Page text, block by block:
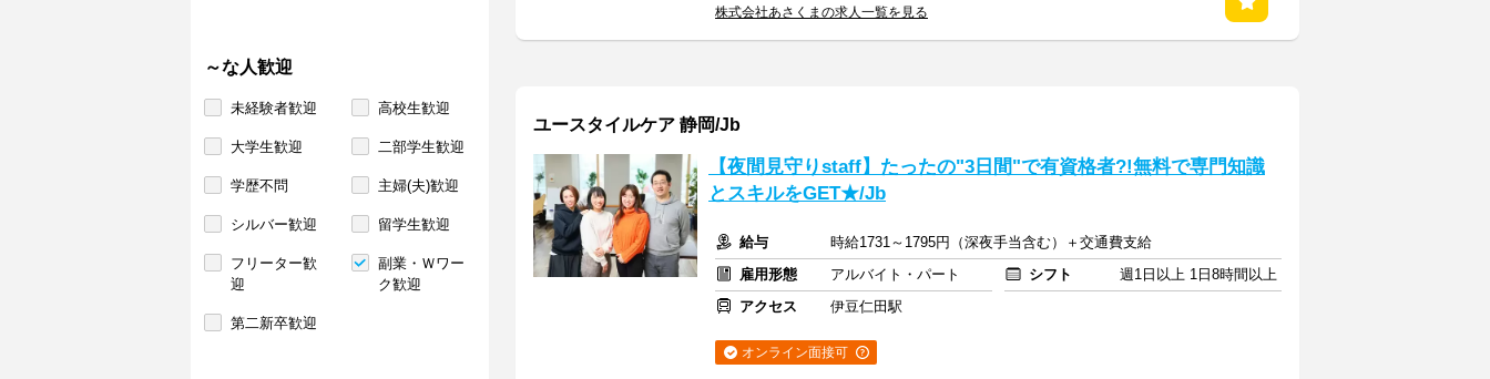
～な人歓迎
未経験者歓迎 高校生歓迎
大学生歓迎 二部学生歓迎
学歴不問 主婦(夫)歓迎
シルバー歓迎 留学生歓迎
フリーター歓
迎
副業・Ｗワー
ク歓迎
第二新卒歓迎
株式会社あさくまの求人一覧を見る
ユースタイルケア 静岡/Jb
【夜間見守りstaff】たったの"3日間"で有資格者?!無料で専門知識
とスキルをGET★/Jb
給与
時給1731～1795円（深夜手当含む）＋交通費支給
雇用形態
アルバイト・パート シフト
週1日以上 1日8時間以上
アクセス
伊豆仁田駅
オンライン面接可